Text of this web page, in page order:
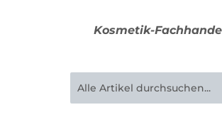
Kosmetik-